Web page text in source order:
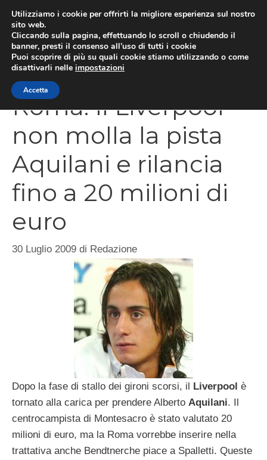
contenuto
Roma: Il Liverpool
non molla la pista
Aquilani e rilancia
fino a 20 milioni di
euro
30 Luglio 2009 di Redazione
Dopo la fase di stallo dei gironi scorsi, il Liverpool è
tornato alla carica per prendere Alberto Aquilani. Il
centrocampista di Montesacro è stato valutato 20
milioni di euro, ma la Roma vorrebbe inserire nella
trattativa anche Bendtnerche piace a Spalletti. Queste
Utilizziamo i cookie per offrirti la migliore esperienza sul nostro
sito web.
Cliccando sulla pagina, effettuando lo scroll o chiudendo il
banner, presti il consenso all’uso di tutti i cookie
Puoi scoprire di più su quali cookie stiamo utilizzando o come
disattivarli nelle impostazioni
Accetta